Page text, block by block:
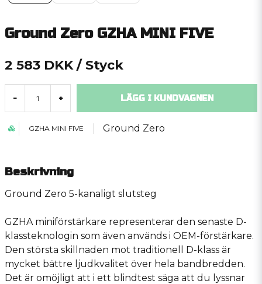
Ground Zero GZHA MINI FIVE
2 583 DKK / Styck
- + LÄGG I KUNDVAGNEN
GZHA MINI FIVE Ground Zero
Beskrivning
Ground Zero 5-kanaligt slutsteg
GZHA miniförstärkare representerar den senaste D-
klassteknologin som även används i OEM-förstärkare.
Den största skillnaden mot traditionell D-klass är
mycket bättre ljudkvalitet över hela bandbredden.
Det är omöjligt att i ett blindtest säga att du lyssnar